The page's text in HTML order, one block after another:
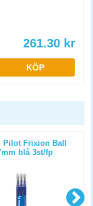
261.30 kr
KÖP
Pilot Frixion Ball
blå 3st/fp